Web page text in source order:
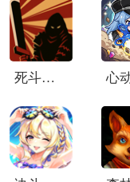
十二鬼月最强阵容：
【最强战队1】：
一、平话的帮助和
好友吧。
死斗断章完整版